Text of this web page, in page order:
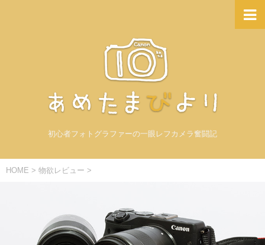
初心者フォトグラファーの一眼レフカメラ奮闘記
HOME > 物欲レビュー >